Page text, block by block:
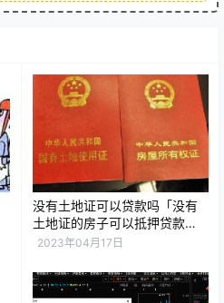
没有土地证可以贷款吗「没有
土地证的房子可以抵押贷款
吗」
2023年04月17日